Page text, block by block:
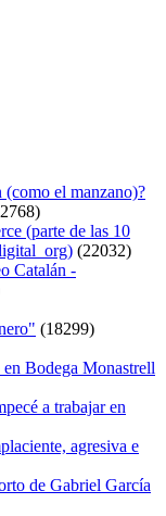
(como el manzano)?
(parte de las 10
(22032)
Catalán -
(18299)
Bodega Monastrell
a trabajar en
agresiva e
de Gabriel García